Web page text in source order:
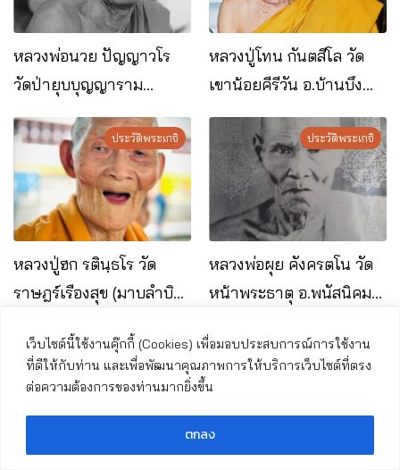
เว็บไซต์นี้ใช้งานคุ๊กกี้ (Cookies) เพื่อมอบประสบการณ์การใช้งาน
ที่ดีให้กับท่าน และเพื่อพัฒนาคุณภาพการให้บริการเว็บไซต์ที่ตรง
ต่อความต้องการของท่านมากยิ่งขึ้น
ตกลง
หลวงพ่อนวย ปัญญาวโร
วัดป่ายุบบุญญาราม
อ.บ้านบึง จ.ชลบุรี
หลวงปู่โทน กันตสีโล วัด
เขาน้อยคีรีวัน อ.บ้านบึง
จ.ชลบุรี
ประวัติพระเกจิ
หลวงปู่ฮก รตินฺธโร วัด
ราษฎร์เรืองสุข (มาบลำบิด)
ประวัติพระเกจิ
หลวงพ่อผุย คังครตโน วัด
หน้าพระธาตุ อ.พนัสนิคม
หมวดหมู่
ฆราวาสจอมขมังเวทย์
ธรรมะพระอริยสงฆ์